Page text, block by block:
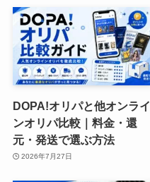
DOPA!オリパと他オンライ
ンオリパ比較｜料金・還
元・発送で選ぶ方法
2026年7月27日